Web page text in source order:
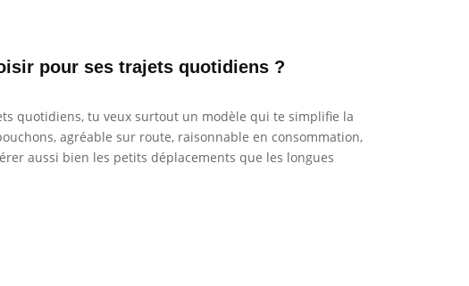
pour ses trajets quotidiens ?
quotidiens, tu veux surtout un modèle qui te simplifie la
agréable sur route, raisonnable en consommation,
aussi bien les petits déplacements que les longues